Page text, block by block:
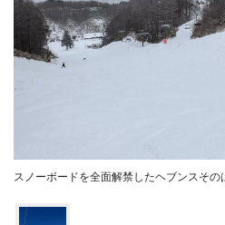
スノーボードを全面解禁したヘブンスそ